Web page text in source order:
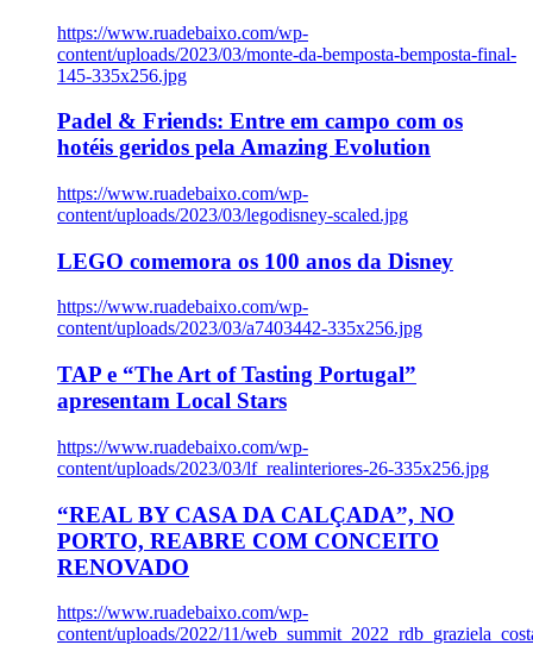
https://www.ruadebaixo.com/wp-
content/uploads/2023/03/monte-da-bemposta-bemposta-final-
145-335x256.jpg
Padel & Friends: Entre em campo com os
hotéis geridos pela Amazing Evolution
https://www.ruadebaixo.com/wp-
content/uploads/2023/03/legodisney-scaled.jpg
LEGO comemora os 100 anos da Disney
https://www.ruadebaixo.com/wp-
content/uploads/2023/03/a7403442-335x256.jpg
TAP e “The Art of Tasting Portugal”
apresentam Local Stars
https://www.ruadebaixo.com/wp-
content/uploads/2023/03/lf_realinteriores-26-335x256.jpg
“REAL BY CASA DA CALÇADA”, NO
PORTO, REABRE COM CONCEITO
RENOVADO
https://www.ruadebaixo.com/wp-
content/uploads/2022/11/